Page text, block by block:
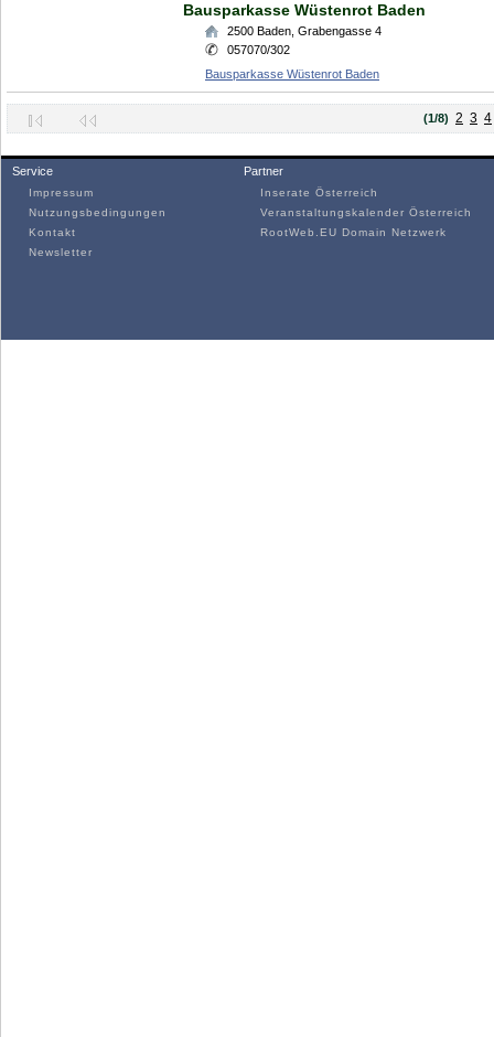
Bausparkasse Wüstenrot Baden
2500 Baden Grabengasse 4
057070/302
Bausparkasse Wüstenrot Baden
(1/8) 2 3 4
Service
Impressum
Nutzungsbedingungen
Kontakt
Newsletter
Partner
Inserate Österreich
Veranstaltungskalender Österreich
RootWeb.EU Domain Netzwerk